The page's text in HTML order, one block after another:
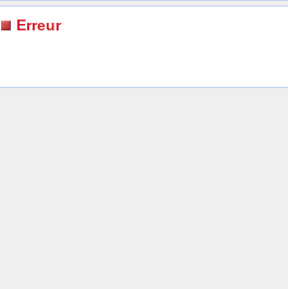
Erreur